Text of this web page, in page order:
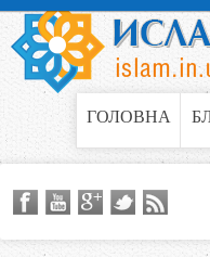
ГОЛОВНА